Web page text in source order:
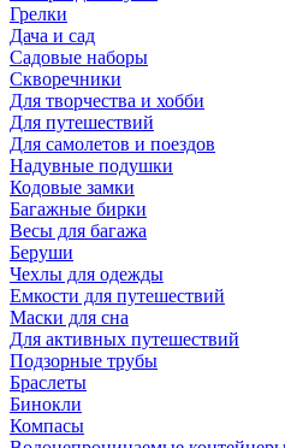
Грелки
Дача и сад
Садовые наборы
Скворечники
Для творчества и хобби
Для путешествий
Для самолетов и поездов
Надувные подушки
Кодовые замки
Багажные бирки
Весы для багажа
Беруши
Чехлы для одежды
Емкости для путешествий
Маски для сна
Для активных путешествий
Подзорные трубы
Браслеты
Бинокли
Компасы